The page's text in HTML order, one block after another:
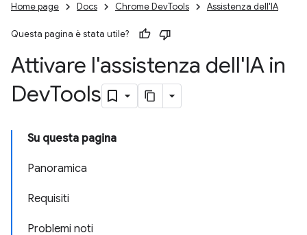
Home page Docs Chrome DevTools Assistenza dell'IA
Questa pagina è stata utile?
Attivare l'assistenza dell'IA in
DevTools
Su questa pagina
Panoramica
Requisiti
Problemi noti